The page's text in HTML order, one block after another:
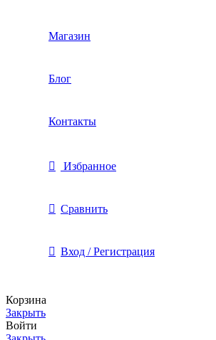
Магазин
Блог
Контакты
Избранное
Сравнить
Вход / Регистрация
Корзина
Закрыть
Войти